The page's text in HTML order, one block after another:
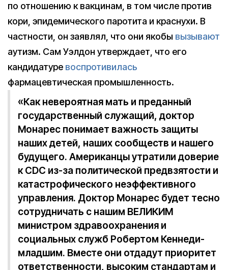
по отношению к вакцинам, в том числе против
кори, эпидемического паротита и краснухи. В
частности, он заявлял, что они якобы вызывают
аутизм. Сам Уэлдон утверждает, что его
кандидатуре воспротивилась
фармацевтическая промышленность.
«Как невероятная мать и преданный
государственный служащий, доктор
Монарес понимает важность защиты
наших детей, наших сообществ и нашего
будущего. Американцы утратили доверие
к CDC из-за политической предвзятости и
катастрофического неэффективного
управления. Доктор Монарес будет тесно
сотрудничать с нашим ВЕЛИКИМ
министром здравоохранения и
социальных служб Робертом Кеннеди-
младшим. Вместе они отдадут приоритет
ответственности, высоким стандартам и